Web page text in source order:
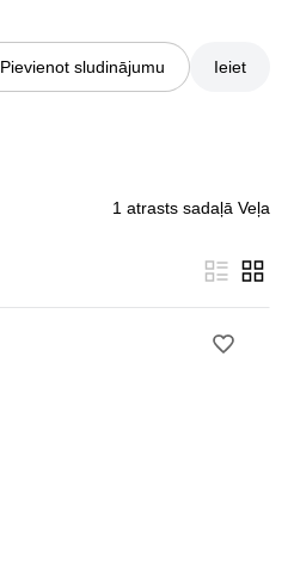
Pievienot sludinājumu Ieiet
1 atrasts sadaļā Veļa